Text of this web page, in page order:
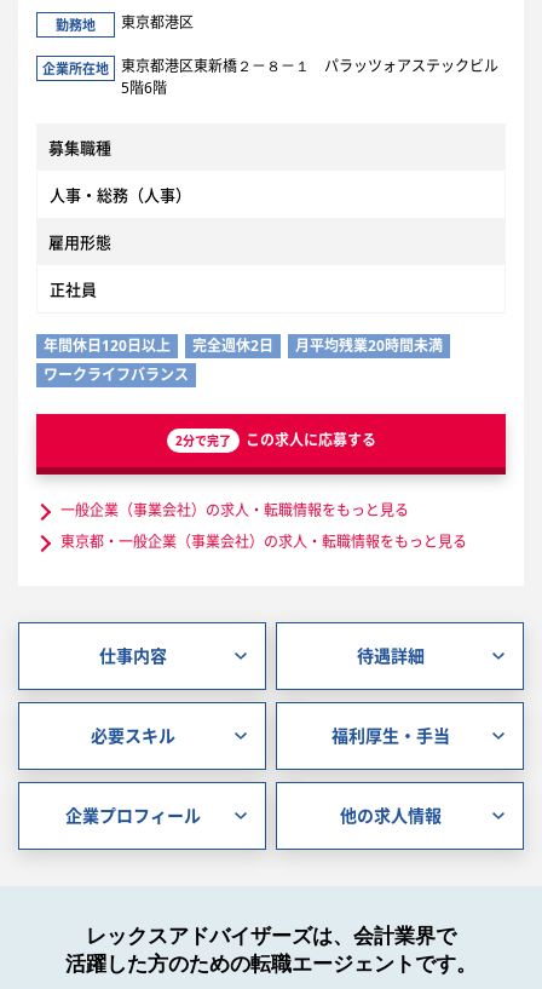
勤務地 東京都港区
企業所在地
東京都港区東新橋２－８－１ パラッツォアステックビル
5階6階
募集職種
人事・総務（人事）
雇用形態
正社員
年間休日120日以上 完全週休2日
月平均残業20時間未満
ワークライフバランス
2分で完了 この求人に応募する
一般企業（事業会社）の求人・転職情報をもっと見る
東京都・一般企業（事業会社）の求人・転職情報をもっと見る
仕事内容 待遇詳細
必要スキル 福利厚生・手当
企業プロフィール 他の求人情報
レックスアドバイザーズは、会計業界で
活躍した方のための転職エージェントです。